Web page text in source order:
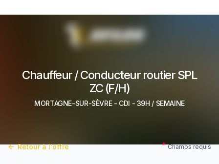
Chauffeur / Conducteur routier SPL
ZC (F/H)
MORTAGNE-SUR-SÈVRE - CDI - 39H / SEMAINE
Retour à l'offre Champs requis